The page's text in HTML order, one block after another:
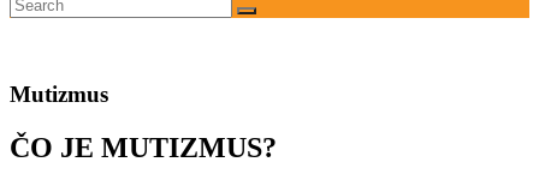
Mutizmus
ČO JE MUTIZMUS?